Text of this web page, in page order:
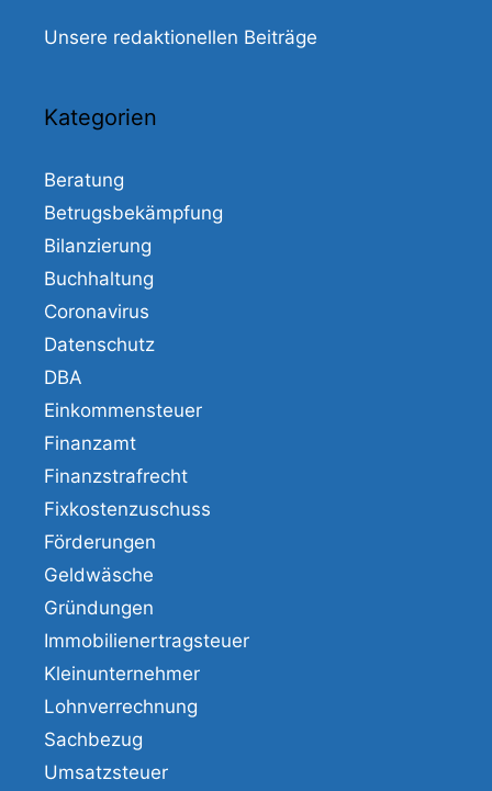
Unsere redaktionellen Beiträge
Kategorien
Beratung
Betrugsbekämpfung
Bilanzierung
Buchhaltung
Coronavirus
Datenschutz
DBA
Einkommensteuer
Finanzamt
Finanzstrafrecht
Fixkostenzuschuss
Förderungen
Geldwäsche
Gründungen
Immobilienertragsteuer
Kleinunternehmer
Lohnverrechnung
Sachbezug
Umsatzsteuer